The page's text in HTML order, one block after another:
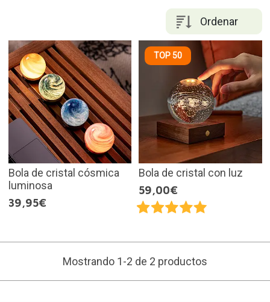
Ordenar
Bola de cristal cósmica
luminosa
39,95€
TOP 50
Bola de cristal con luz
59,00€
Mostrando 1-2 de 2 productos